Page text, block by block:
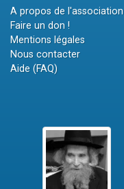
A propos de l'association
Faire un don !
Mentions légales
Nous contacter
Aide (FAQ)